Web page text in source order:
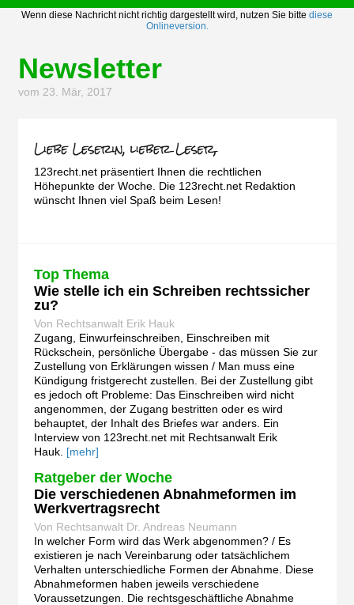
Wenn diese Nachricht nicht richtig dargestellt wird, nutzen Sie bitte diese
Onlineversion.
Newsletter
vom 23. Mär, 2017
123recht.net präsentiert Ihnen die rechtlichen
Höhepunkte der Woche. Die 123recht.net Redaktion
wünscht Ihnen viel Spaß beim Lesen!
Top Thema
Wie stelle ich ein Schreiben rechtssicher
zu?
Von Rechtsanwalt Erik Hauk
Zugang, Einwurfeinschreiben, Einschreiben mit
Rückschein, persönliche Übergabe - das müssen Sie zur
Zustellung von Erklärungen wissen / Man muss eine
Kündigung fristgerecht zustellen. Bei der Zustellung gibt
es jedoch oft Probleme: Das Einschreiben wird nicht
angenommen, der Zugang bestritten oder es wird
behauptet, der Inhalt des Briefes war anders. Ein
Interview von 123recht.net mit Rechtsanwalt Erik
Hauk. [mehr]
Ratgeber der Woche
Die verschiedenen Abnahmeformen im
Werkvertragsrecht
Von Rechtsanwalt Dr. Andreas Neumann
In welcher Form wird das Werk abgenommen? / Es
existieren je nach Vereinbarung oder tatsächlichem
Verhalten unterschiedliche Formen der Abnahme. Diese
Abnahmeformen haben jeweils verschiedene
Voraussetzungen. Die rechtsgeschäftliche Abnahme